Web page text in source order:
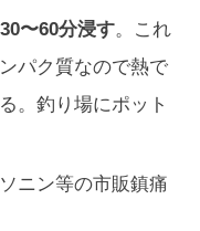
〜60分浸す。これ
パク質なので熱で
。釣り場にポット
ニン等の市販鎮痛